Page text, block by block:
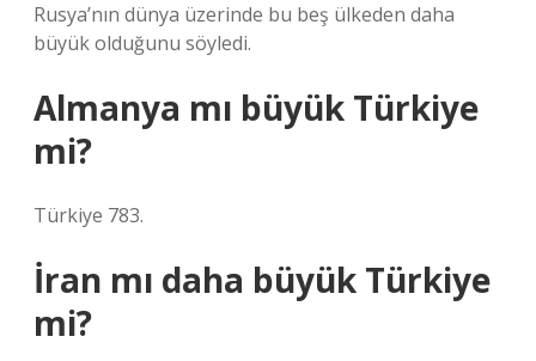
Rusya’nın dünya üzerinde bu beş ülkeden daha
büyük olduğunu söyledi.
Almanya mı büyük Türkiye
mi?
Türkiye 783.
İran mı daha büyük Türkiye
mi?